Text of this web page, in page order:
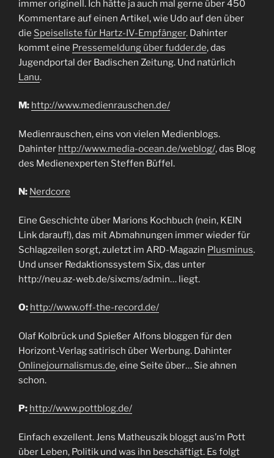
immer originell. Ich hätte ja auch mal gerne über 450
Kommentare auf einen Artikel, wie Udo auf den über
die Speiseliste für Hartz-IV-Empfänger. Dahinter
kommt eine Pressemeldung über fudder.de, das
Jugendportal der Badischen Zeitung. Und natürlich
Lanu.
M: http://www.medienrauschen.de/
Medienrauschen, eins von vielen Medienblogs.
Dahinter http://www.media-ocean.de/weblog/, das Blog
des Medienexperten Steffen Büffel.
N: Nerdcore
Eine Geschichte über Marions Kochbuch (nein, KEIN
Link darauf!), das mit Abmahnungen immer wieder für
Schlagzeilen sorgt, zuletzt im ARD-Magazin Plusminus.
Und unser Redaktionssystem Six, das unter
http://neu.az-web.de/sixcms/admin… liegt.
O: http://www.off-the-record.de/
Olaf Kolbrück und Spießer Alfons bloggen für den
Horizont-Verlag satirisch über Werbung. Dahinter
Onlinejournalismus.de, eine Seite über… Sie ahnen
schon.
P: http://www.pottblog.de/
Einfach exzellent. Jens Matheuszik bloggt aus’m Pott
über Leben, Politik und was ihn beschäftigt. Es folgt